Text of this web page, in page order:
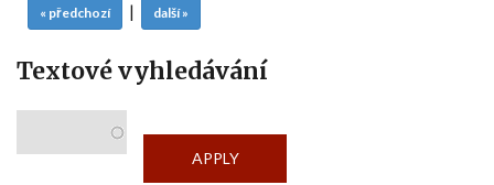
« předchozí | další »
Textové vyhledávání